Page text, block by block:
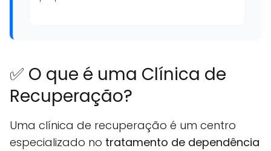
✅ O que é uma Clínica de
Recuperação?
Uma clínica de recuperação é um centro
especializado no tratamento de dependência